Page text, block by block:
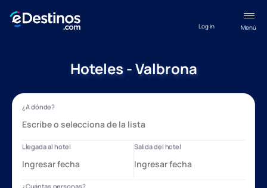
Menú
Log in
Hoteles - Valbrona